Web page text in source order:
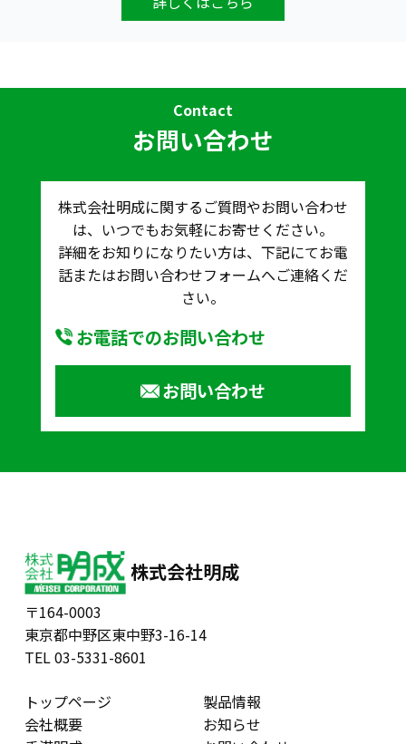
Contact
お問い合わせ
株式会社明成に関するご質問やお問い合わせ
は、いつでもお気軽にお寄せください。
詳細をお知りになりたい方は、下記にてお電
話またはお問い合わせフォームへご連絡くだ
さい。
お電話でのお問い合わせ
お問い合わせ
株式会社明成
〒164-0003
東京都中野区東中野3-16-14
TEL 03-5331-8601
トップページ
製品情報
会社概要
お知らせ